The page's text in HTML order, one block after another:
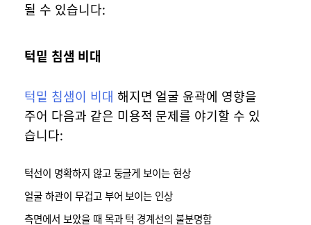
될 수 있습니다:
턱밑 침샘 비대
턱밑 침샘이 비대 해지면 얼굴 윤곽에 영향을
주어 다음과 같은 미용적 문제를 야기할 수 있
습니다:
턱선이 명확하지 않고 둥글게 보이는 현상
얼굴 하관이 무겁고 부어 보이는 인상
측면에서 보았을 때 목과 턱 경계선의 불분명함